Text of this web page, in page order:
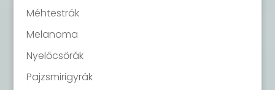
Méhtestrák
Melanoma
Nyelőcsőrák
Pajzsmirigyrák